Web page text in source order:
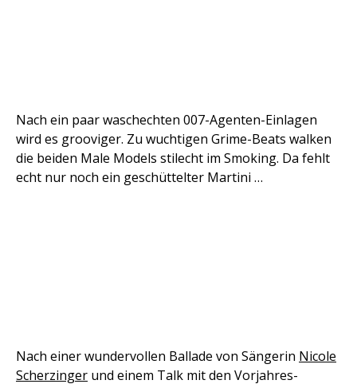
Nach ein paar waschechten 007-Agenten-Einlagen
wird es grooviger. Zu wuchtigen Grime-Beats walken
die beiden Male Models stilecht im Smoking. Da fehlt
echt nur noch ein geschüttelter Martini …
Nach einer wundervollen Ballade von Sängerin Nicole
Scherzinger und einem Talk mit den Vorjahres-